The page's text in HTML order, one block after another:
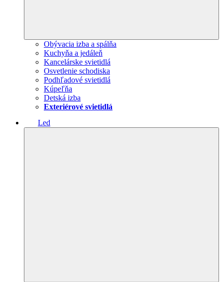
Obývacia izba a spálňa
Kuchyňa a jedáleň
Kancelárske svietidlá
Osvetlenie schodiska
Podhľadové svietidlá
Kúpeľňa
Detská izba
Exteriérové svietidlá
Led